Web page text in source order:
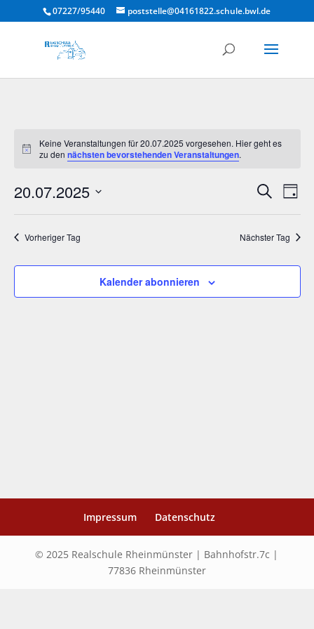
07227/95440 poststelle@04161822.schule.bwl.de
Hinweis
Keine Veranstaltungen für 20.07.2025 vorgesehen. Hier geht es
zu den nächsten bevorstehenden Veranstaltungen.
Suche
SucheTag
20.07.2025
Vorheriger Tag Nächster Tag
Kalender abonnieren
Impressum Datenschutz
© 2025 Realschule Rheinmünster | Bahnhofstr.7c |
77836 Rheinmünster